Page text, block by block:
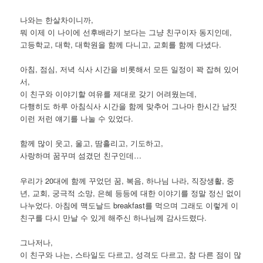
나와는 한살차이니까,
뭐 이제 이 나이에 선후배라기 보다는 그냥 친구이자 동지인데,
고등학교, 대학, 대학원을 함께 다니고, 교회를 함께 다녔다.
아침, 점심, 저녁 식사 시간을 비롯해서 모든 일정이 꽉 잡혀 있어
서,
이 친구와 이야기할 여유를 제대로 갖기 어려웠는데,
다행히도 하루 아침식사 시간을 함께 맞추어 그나마 한시간 남짓
이런 저런 얘기를 나눌 수 있었다.
함께 많이 웃고, 울고, 땀흘리고, 기도하고,
사랑하며 꿈꾸며 섬겼던 친구인데…
우리가 20대에 함께 꾸었던 꿈, 복음, 하나님 나라, 직장생활, 중
년, 교회, 궁극적 소망, 은혜 등등에 대한 이야기를 정말 정신 없이
나누었다. 아침에 맥도날드 breakfast를 먹으며 그래도 이렇게 이
친구를 다시 만날 수 있게 해주신 하나님께 감사드렸다.
그나저나,
이 친구와 나는, 스타일도 다르고, 성격도 다르고, 참 다른 점이 많